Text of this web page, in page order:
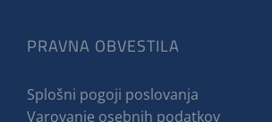
PRAVNA OBVESTILA
Splošni pogoji poslovanja
Varovanje osebnih podatkov